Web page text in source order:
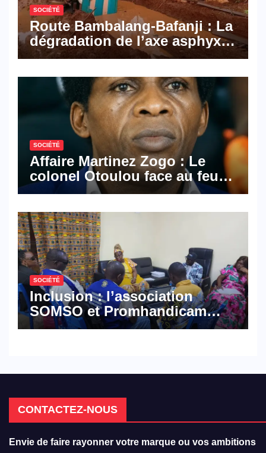
SOCIÉTÉ
Route Bambalang-Bafanji : La
dégradation de l’axe asphyxie
les activités économiques
SOCIÉTÉ
Affaire Martinez Zogo : Le
colonel Otoulou face au feu
croisé des avocats de la
SOCIÉTÉ
Inclusion : l’association
SOMSO et Promhandicam
militent en faveur d’une
CONTACTEZ-NOUS
Envie de faire rayonner votre marque ou vos ambitions